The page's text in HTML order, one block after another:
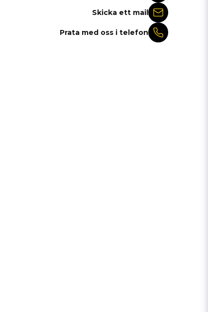
Skicka ett mail
Prata med oss i telefon